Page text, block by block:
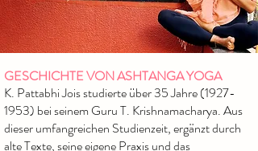
GESCHICHTE VON ASHTANGA YOGA
K. Pattabhi Jois studierte über 35 Jahre(1927-
1953) bei seinem Guru T. Krishnamacharya. Aus
dieser umfangreichen Studienzeit, ergänzt durch
alte Texte, seine eigene Praxis und das